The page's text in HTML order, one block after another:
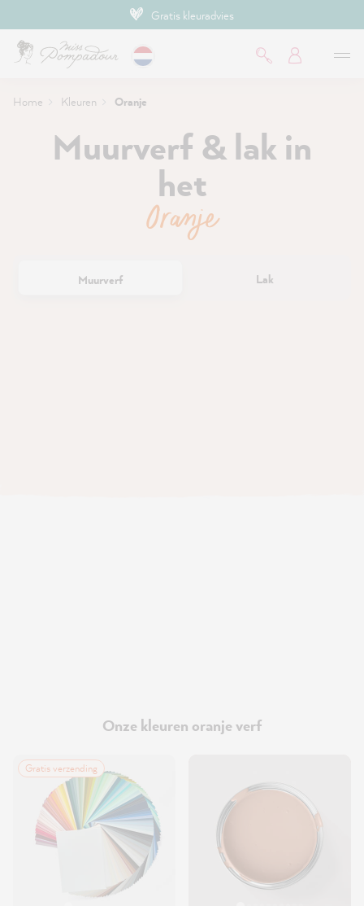
Gratis kleuradvies
Home Kleuren Oranje
Muurverf & lak in
het
Oranje
Muurverf Lak
Onze kleuren oranje verf
Gratis verzending